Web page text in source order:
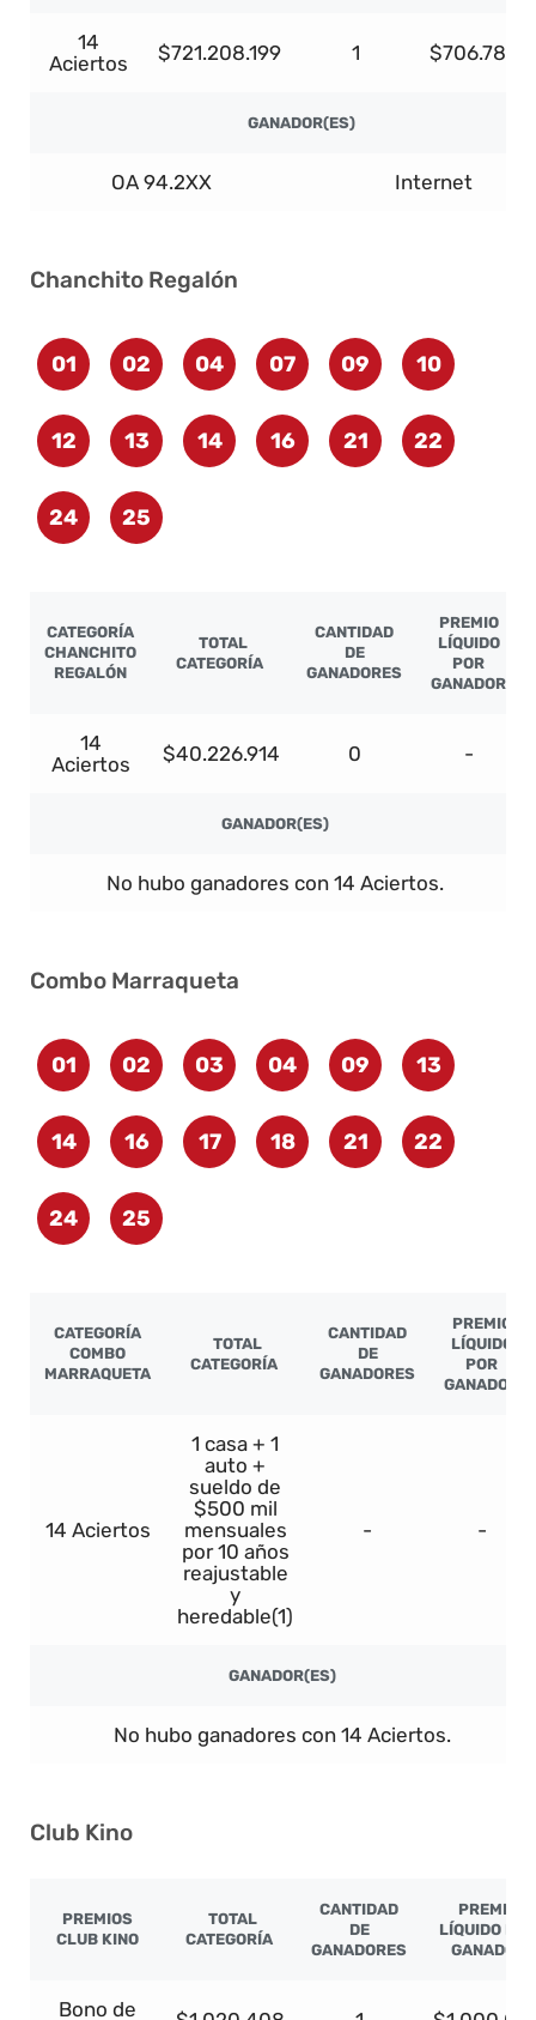
14
Aciertos
$721.208.199 1
GANADOR(ES)
OA 94.2XX Internet
Chanchito Regalón
01 02 04 07 09 10
12 13 14 16 21 22
24 25
CATEGORÍA
CHANCHITO
REGALÓN
TOTAL
CATEGORÍA
CANTIDAD
DE
GANADORES
PREMIO
LÍQUIDO
POR
GANADOR
14
Aciertos
$40.226.914 0 -
GANADOR(ES)
No hubo ganadores con 14 Aciertos.
Combo Marraqueta
01 02 03 04 09 13
14 16 17 18 21 22
24 25
CATEGORÍA
COMBO
MARRAQUETA
TOTAL
CATEGORÍA
CANTIDAD
DE
GANADORES
PREMIO
LÍQUIDO
POR
GANADOR
14 Aciertos
1 casa + 1
auto +
sueldo de
$500 mil
mensuales
por 10 años
reajustable
y
heredable(1)
- -
GANADOR(ES)
No hubo ganadores con 14 Aciertos.
Club Kino
PREMIOS
CLUB KINO
TOTAL
CATEGORÍA
CANTIDAD
DE
GANADORES
PREMIO
LÍQUIDO POR
GANADOR
Bono de